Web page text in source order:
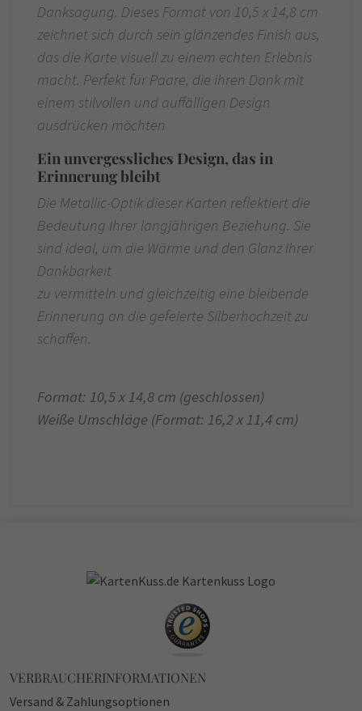
Danksagung. Dieses Format von 10,5 x 14,8 cm
zeichnet sich durch sein glänzendes Finish aus,
das die Karte visuell zu einem echten Erlebnis
macht. Perfekt für Paare, die ihren Dank mit
einem stilvollen und auffälligen Design
ausdrücken möchten
Ein unvergessliches Design, das in
Erinnerung bleibt
Die Metallic-Optik dieser Karten reflektiert die
Bedeutung Ihrer langjährigen Beziehung. Sie
sind ideal, um die Wärme und den Glanz Ihrer
Dankbarkeit
zu vermitteln und gleichzeitig eine bleibende
Erinnerung an die gefeierte Silberhochzeit zu
schaffen.
Format: 10,5 x 14,8 cm (geschlossen)
Weiße Umschläge (Format: 16,2 x 11,4 cm)
VERBRAUCHERINFORMATIONEN
Versand & Zahlungsoptionen